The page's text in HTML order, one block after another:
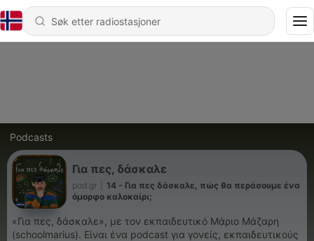
Podcasts
Για πες, δάσκαλε
pod.gr
14 - Για πες δάσκαλε, πώς θα περάσουμε ένα
όμορφο καλοκαίρι;
«Για πες, δάσκαλε», με τον εκπαιδευτικό Μάριο Μάζαρη
(schoolmarius). Eίναι ένα podcast για γονείς, εκπαιδευτικούς